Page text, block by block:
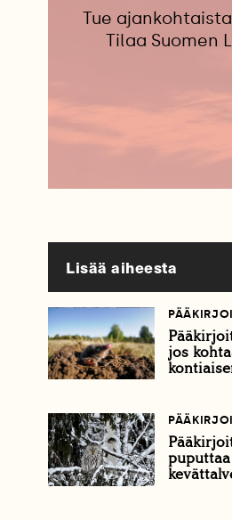
Tue
Tilaa Suomen
Lisää aiheesta
jos